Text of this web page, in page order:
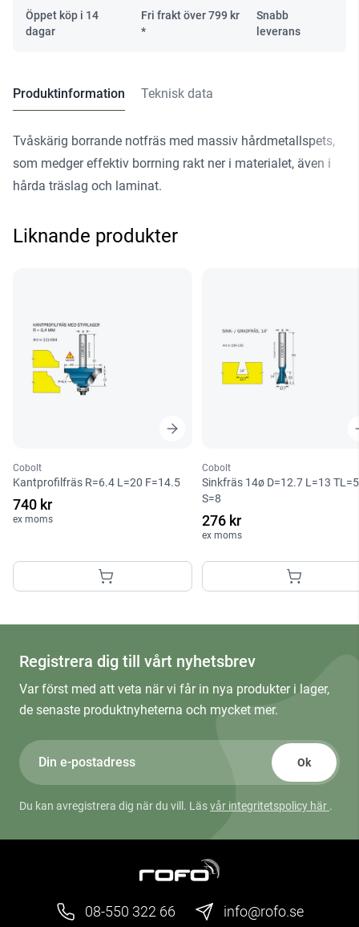
Öppet köp i 14
dagar
Fri frakt över799 kr
*
Snabb
leverans
Produktinformation Teknisk data
Tvåskärig borrande notfräs med massiv hårdmetallspets,
som medger effektiv borrning rakt ner i materialet, även i
hårda träslag och laminat.
Liknande produkter
Cobolt
Kantprofilfräs R=6.4 L=20 F=14.5
740 kr
ex moms
Cobolt
Sinkfräs 14ø D=12.7 L=13
S=8
276 kr
ex moms
Registrera dig till vårt nyhetsbrev
Var först med att veta när vi får in nya produkter i lager,
de senaste produktnyheterna och mycket mer.
Ok
Du kan avregistrera dig när du vill. Läsvår integritetspolicy här .
08-550 322 66 info@rofo.se